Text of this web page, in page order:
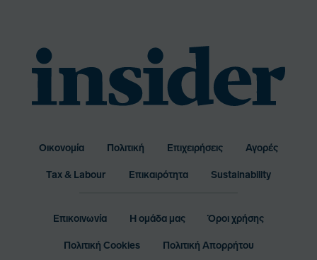
Οικονομία Πολιτική Επιχειρήσεις Αγορές
Tax & Labour Επικαιρότητα Sustainability
Επικοινωνία Η ομάδα μας Όροι χρήσης
Πολιτική Cookies Πολιτική Απορρήτου